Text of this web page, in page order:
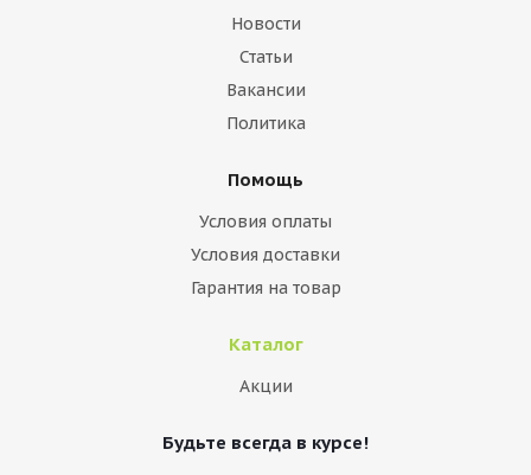
Новости
Статьи
Вакансии
Политика
Помощь
Условия оплаты
Условия доставки
Гарантия на товар
Каталог
Акции
Будьте всегда в курсе!